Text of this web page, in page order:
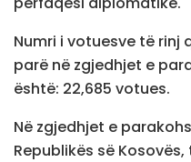
Numri i votuesve të rinj
parë në zgjedhjet e
është: 22,685 votues.
Në zgjedhjet e
Republikës së